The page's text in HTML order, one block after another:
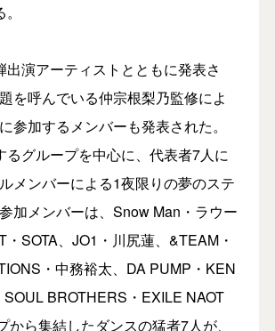
演アーティストとともに発表さ
を呼んでいる仲宗根梨乃監修によ
参加するメンバーも発表された。
るグループを中心に、代表者7人に
メンバーによる1夜限りの夢のステ
加メンバーは、Snow Man・ラウー
SOTA、JO1・川尻蓮、&TEAM・
・中務裕太、DA PUMP・KEN
BROTHERS・EXILE NAOT
から集結したダンスの猛者7人が、